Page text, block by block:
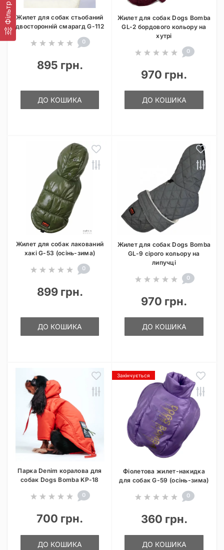
Фільтр Жилет для собак стьобаний
двосторонній смарагд G-112
0
895 грн.
ДО КОШИКА
Жилет для собак Dogs Bomba
GL-2 бордового кольору на
хутрі
0
970 грн.
ДО КОШИКА
Жилет для собак лакований
хакi G-53 (осінь-зима)
0
899 грн.
ДО КОШИКА
Жилет для собак Dogs Bomba
GL-9 сірого кольору на
липучці
0
970 грн.
ДО КОШИКА
Парка Denim коралова для
собак Dogs Bomba KP-18
0
700 грн.
ДО КОШИКА
Закінчується
Фіолетова жилет-накидка
для собак G-59 (осінь-зима)
0
360 грн.
ДО КОШИКА